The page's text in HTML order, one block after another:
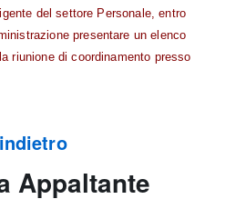
del settore Personale, entro
presentare un elenco
riunione di coordinamento presso
indietro
Appaltante